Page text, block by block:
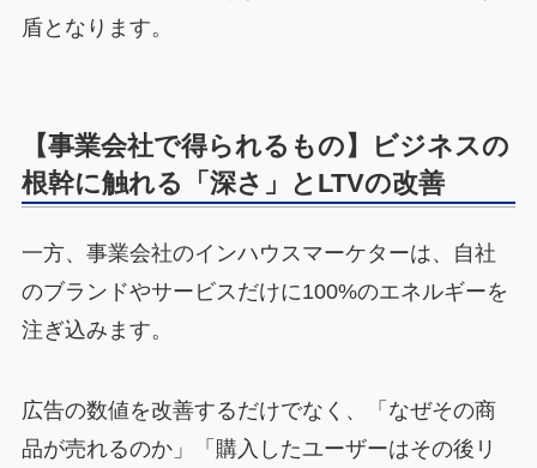
盾となります。
【事業会社で得られるもの】ビジネスの
根幹に触れる「深さ」とLTVの改善
一方、事業会社のインハウスマーケターは、自社
のブランドやサービスだけに100%のエネルギーを
注ぎ込みます。
広告の数値を改善するだけでなく、「なぜその商
品が売れるのか」「購入したユーザーはその後リ